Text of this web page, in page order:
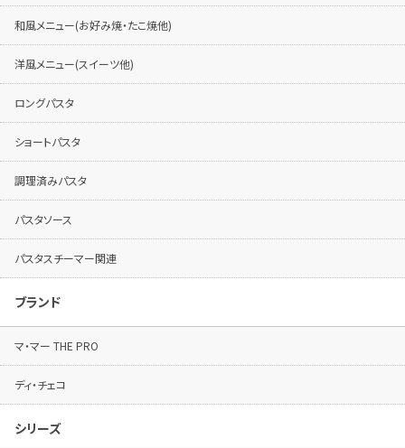
和風メニュー(お好み焼・たこ焼他)
洋風メニュー(スイーツ他)
ロングパスタ
ショートパスタ
調理済みパスタ
パスタソース
パスタスチーマー関連
ブランド
マ・マー THE PRO
ディ・チェコ
シリーズ